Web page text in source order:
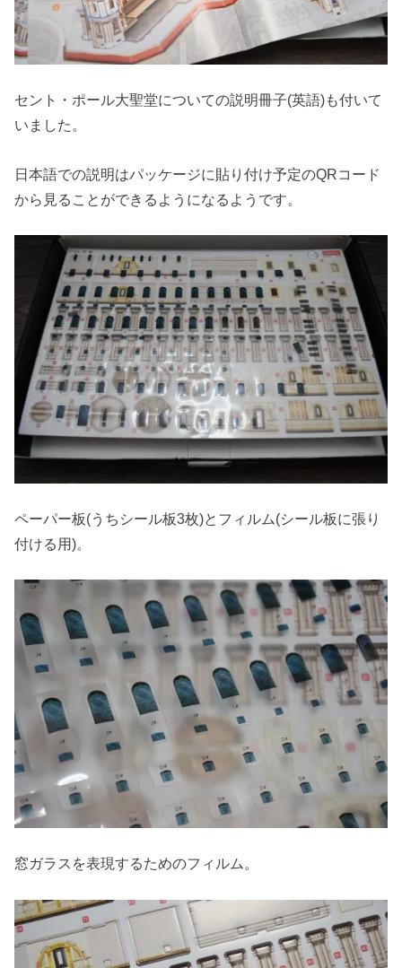
セント・ポール大聖堂についての説明冊子(英語)も付いて
いました。
日本語での説明はパッケージに貼り付け予定のQRコード
から見ることができるようになるようです。
ペーパー板(うちシール板3枚)とフィルム(シール板に張り
付ける用)。
窓ガラスを表現するためのフィルム。